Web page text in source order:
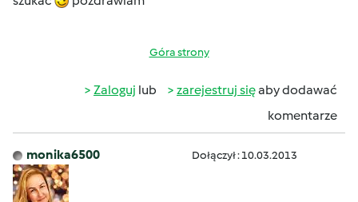
Góra strony
Zaloguj lub zarejestruj sięaby dodawać
komentarze
monika6500 Dołączył : 10.03.2013